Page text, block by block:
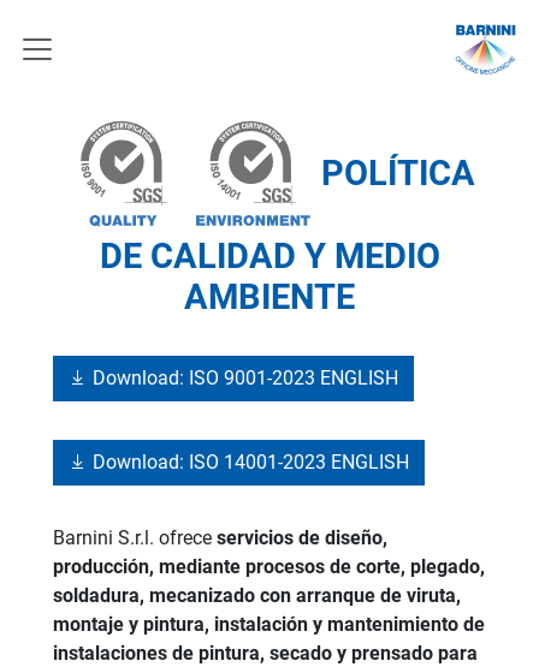
POLÍTICA
DE CALIDAD Y MEDIO
AMBIENTE
Download: ISO 9001-2023 ENGLISH
Download: ISO 14001-2023 ENGLISH
Barnini S.r.l. ofrece servicios de diseño,
producción, mediante procesos de corte, plegado,
soldadura, mecanizado con arranque de viruta,
montaje y pintura, instalación y mantenimiento de
instalaciones de pintura, secado y prensado para